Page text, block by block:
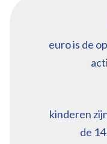
euro is de
kinderen
de